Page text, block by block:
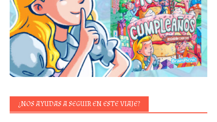
¿NOS AYUDAS A SEGUIR EN ESTE VIAJE?